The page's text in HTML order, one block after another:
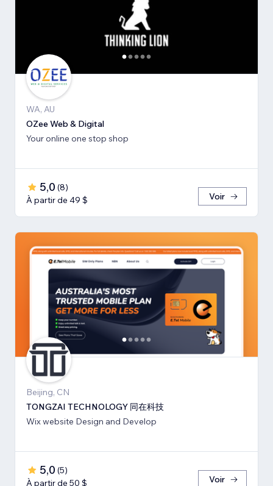
WA, AU
OZee Web & Digital
Your online one stop shop
5,0 (8)
À partir de 49 $
Voir
Beijing, CN
TONGZAI TECHNOLOGY 同在科技
Wix website Design and Develop
5,0 (5)
À partir de 50 $
Voir